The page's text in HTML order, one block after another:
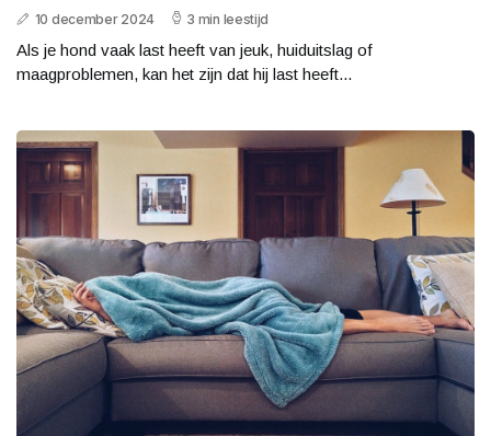
10 december 2024 3 min leestijd
Als je hond vaak last heeft van jeuk, huiduitslag of
maagproblemen, kan het zijn dat hij last heeft...